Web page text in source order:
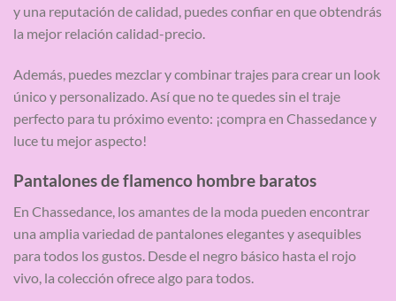
y una reputación de calidad, puedes confiar en que obtendrás
la mejor relación calidad-precio.
Además, puedes mezclar y combinar trajes para crear un look
único y personalizado. Así que no te quedes sin el traje
perfecto para tu próximo evento: ¡compra en Chassedance y
luce tu mejor aspecto!
Pantalones de flamenco hombre baratos
En Chassedance, los amantes de la moda pueden encontrar
una amplia variedad de pantalones elegantes y asequibles
para todos los gustos. Desde el negro básico hasta el rojo
vivo, la colección ofrece algo para todos.